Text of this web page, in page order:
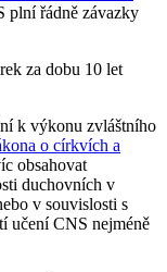
plní řádně závazky
za dobu 10 let
k výkonu zvláštního
o církvích a
obsahovat
duchovních v
v souvislosti s
učení CNS nejméně